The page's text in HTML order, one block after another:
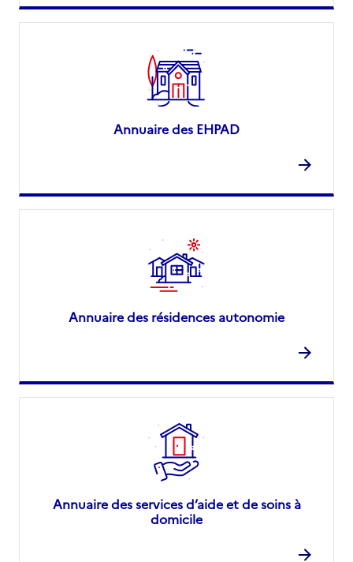
Annuaire des EHPAD
Annuaire des résidences autonomie
Annuaire des services d’aide et de soins à
domicile